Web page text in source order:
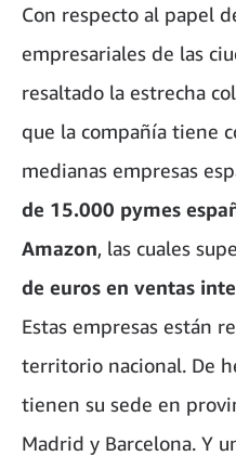
Con respecto al papel
empresariales de las
resaltado la estrecha
que la compañía tiene
medianas empresas
de 15.000 pymes
Amazon, las cuales
de euros en ventas
Estas empresas están
territorio nacional. De
tienen su sede en
Madrid y Barcelona. Y